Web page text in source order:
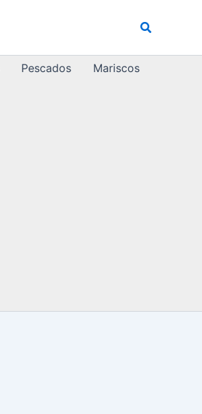
Buscar
Pescados
Mariscos